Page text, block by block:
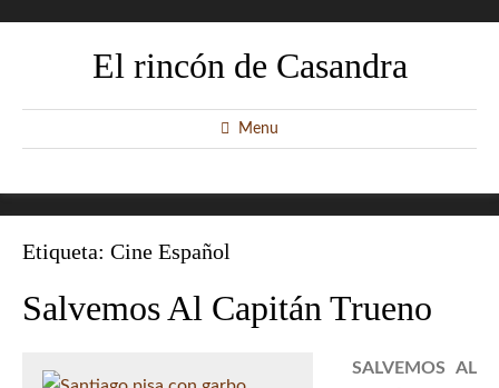
El rincón de Casandra
Menu
Etiqueta: Cine Español
Salvemos Al Capitán Trueno
SALVEMOS AL